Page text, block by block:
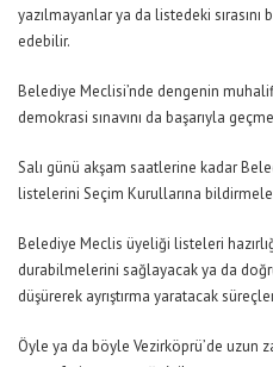
yazılmayanlar ya da listedeki
edebilir.
Belediye Meclisi’nde dengenin
demokrasi sınavını da başarıyla
Salı günü akşam saatlerine kadar
listelerini Seçim Kurullarına
Belediye Meclis üyeliği listeleri
durabilmelerini sağlayacak ya da
düşürerek ayrıştırma yaratacak
Öyle ya da böyle Vezirköprü’de uzun